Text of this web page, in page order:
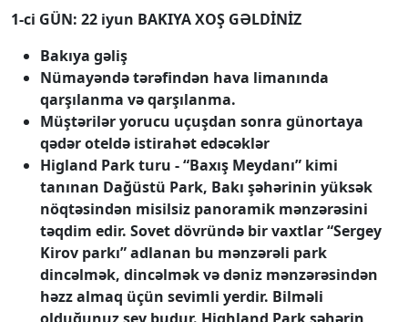
1-ci GÜN: 22 iyun BAKIYA XOŞ GƏLDİNİZ
Bakıya gəliş
Nümayəndə tərəfindən hava limanında
qarşılanma və qarşılanma.
Müştərilər yorucu uçuşdan sonra günortaya
qədər oteldə istirahət edəcəklər
Higland Park turu - “Baxış Meydanı” kimi
tanınan Dağüstü Park, Bakı şəhərinin yüksək
nöqtəsindən misilsiz panoramik mənzərəsini
təqdim edir. Sovet dövründə bir vaxtlar “Sergey
Kirov parkı” adlanan bu mənzərəli park
dincəlmək, dincəlmək və dəniz mənzərəsindən
həzz almaq üçün sevimli yerdir. Bilməli